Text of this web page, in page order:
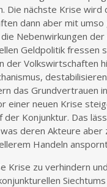
Die nächste Krise wird
dann aber mit
Nebenwirkungen der
Geldpolitik fressen
der Volkswirtschaften
das Grundvertrauen
einer neuen Krise
der Konjunktur. Das
deren Akteure aber
Handeln
Krise zu verhindern